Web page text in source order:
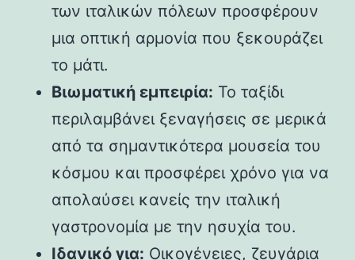
των ιταλικών πόλεων προσφέρουν
μια οπτική αρμονία που ξεκουράζει
το μάτι.
Βιωματική εμπειρία: Το ταξίδι
περιλαμβάνει ξεναγήσεις σε μερικά
από τα σημαντικότερα μουσεία του
κόσμου και προσφέρει χρόνο για να
απολαύσει κανείς την ιταλική
γαστρονομία με την ησυχία του.
Ιδανικό για: Οικογένειες, ζευγάρια